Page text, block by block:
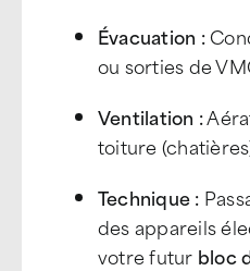
Évacuation :
ou sorties de
Ventilation :
toiture
Technique :
des appareils
votre futur bloc